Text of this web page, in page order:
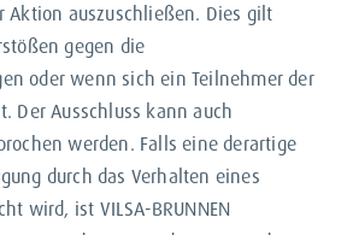
Aktion auszuschließen. Dies gilt
gegen die
oder wenn sich ein Teilnehmer der
Der Ausschluss kann auch
werden. Falls eine derartige
durch das Verhalten eines
wird, ist VILSA-BRUNNEN